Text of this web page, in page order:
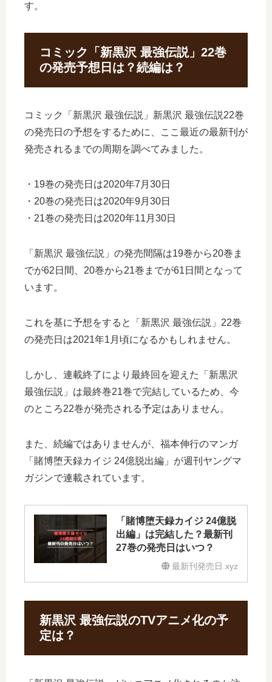
す。
コミック「新黒沢 最強伝説」22巻
の発売予想日は？続編は？
コミック「新黒沢 最強伝説」新黒沢 最強伝説22巻
の発売日の予想をするために、ここ最近の最新刊が
発売されるまでの周期を調べてみました。
・19巻の発売日は2020年7月30日
・20巻の発売日は2020年9月30日
・21巻の発売日は2020年11月30日
「新黒沢 最強伝説」の発売間隔は19巻から20巻ま
でが62日間、20巻から21巻までが61日間となって
います。
これを基に予想をすると「新黒沢 最強伝説」22巻
の発売日は2021年1月頃になるかもしれません。
しかし、連載終了により最終回を迎えた「新黒沢
最強伝説」は最終巻21巻で完結しているため、今
のところ22巻が発売される予定はありません。
また、続編ではありませんが、福本伸行のマンガ
「賭博堕天録カイジ 24億脱出編」が週刊ヤングマ
ガジンで連載されています。
「賭博堕天録カイジ 24億脱
出編」は完結した？最新刊
27巻の発売日はいつ？
最新刊発売日.xyz
新黒沢 最強伝説のTVアニメ化の予
定は？